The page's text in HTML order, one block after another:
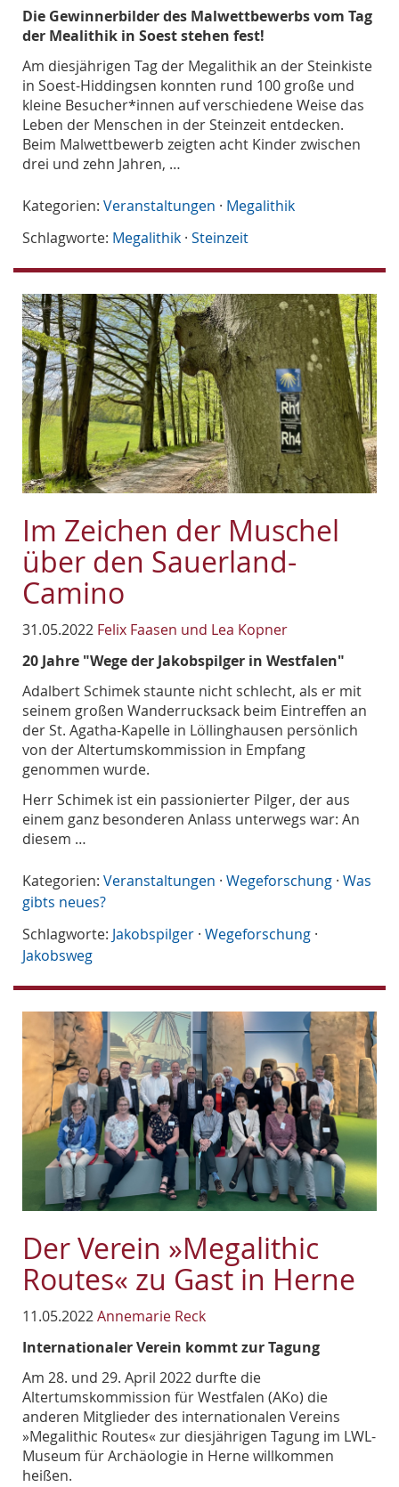
Die Gewinnerbilder des Malwettbewerbs vom Tag
der Mealithik in Soest stehen fest!
Am diesjährigen Tag der Megalithik an der Steinkiste
in Soest-Hiddingsen konnten rund 100 große und
kleine Besucher*innen auf verschiedene Weise das
Leben der Menschen in der Steinzeit entdecken.
Beim Malwettbewerb zeigten acht Kinder zwischen
drei und zehn Jahren, …
Kategorien: Veranstaltungen · Megalithik
Schlagworte: Megalithik · Steinzeit
Im Zeichen der Muschel
über den Sauerland-
Camino
31.05.2022 Felix Faasen und Lea Kopner
20 Jahre "Wege der Jakobspilger in Westfalen"
Adalbert Schimek staunte nicht schlecht, als er mit
seinem großen Wanderrucksack beim Eintreffen an
der St. Agatha-Kapelle in Löllinghausen persönlich
von der Altertumskommission in Empfang
genommen wurde.
Herr Schimek ist ein passionierter Pilger, der aus
einem ganz besonderen Anlass unterwegs war: An
diesem …
Kategorien: Veranstaltungen · Wegeforschung · Was
gibts neues?
Schlagworte: Jakobspilger · Wegeforschung ·
Jakobsweg
Der Verein »Megalithic
Routes« zu Gast in Herne
11.05.2022Annemarie Reck
Internationaler Verein kommt zur Tagung
Am 28. und 29. April 2022 durfte die
Altertumskommission für Westfalen (AKo) die
anderen Mitglieder des internationalen Vereins
»Megalithic Routes« zur diesjährigen Tagung im LWL-
Museum für Archäologie in Herne willkommen
heißen.